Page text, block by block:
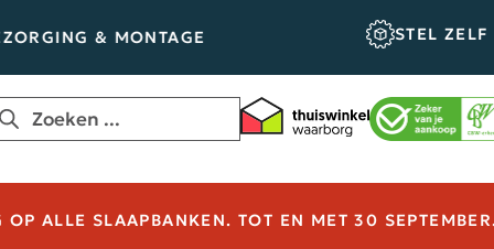
& MONTAGE STEL ZELF
ALLE SLAAPBANKEN. TOT EN MET 30